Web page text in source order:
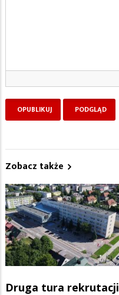
Zobacz także
Druga tura rekrutacji